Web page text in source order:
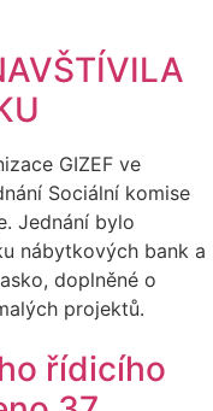
GIZEF ve
Sociální komise
Jednání bylo
nábytkových bank a
doplněné o
projektů.
řídicího